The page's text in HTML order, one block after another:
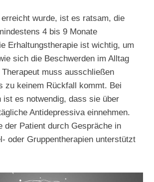
wurde, ist es ratsam, die
4 bis 9 Monate
Erhaltungstherapie ist wichtig, um
sich die Beschwerden im Alltag
muss ausschließen
zu keinem Rückfall kommt. Bei
ist es notwendig, dass sie über
Antidepressiva einnehmen.
der Patient durch Gespräche in
oder Gruppentherapien unterstützt